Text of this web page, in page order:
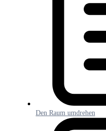
Den Raum umdrehen